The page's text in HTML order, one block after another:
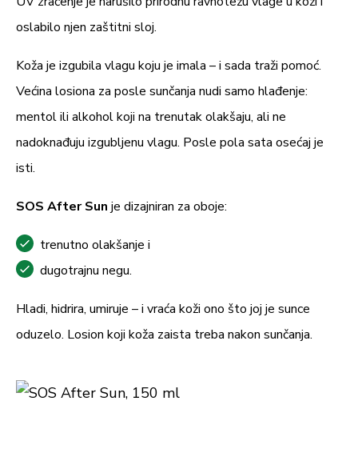
oslabilo njen zaštitni sloj.
Koža je izgubila vlagu koju je imala – i sada traži pomoć.
Većina losiona za posle sunčanja nudi samo hlađenje:
mentol ili alkohol koji na trenutak olakšaju, ali ne
nadoknađuju izgubljenu vlagu. Posle pola sata osećaj je
isti.
SOS After Sun je dizajniran za oboje:
trenutno olakšanje i
dugotrajnu negu.
Hladi, hidrira, umiruje – i vraća koži ono što joj je sunce
oduzelo. Losion koji koža zaista treba nakon sunčanja.